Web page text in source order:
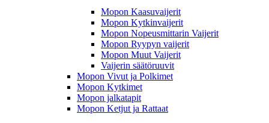
Mopon Kaasuvaijerit
Mopon Kytkinvaijerit
Mopon Nopeusmittarin Vaijerit
Mopon Ryypyn vaijerit
Mopon Muut Vaijerit
Vaijerin säätöruuvit
Mopon Vivut ja Polkimet
Mopon Kytkimet
Mopon jalkatapit
Mopon Ketjut ja Rattaat